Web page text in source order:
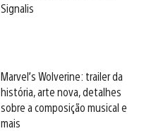
Signalis
Marvel’s Wolverine: trailer da
história, arte nova, detalhes
sobre a composição musical e
mais